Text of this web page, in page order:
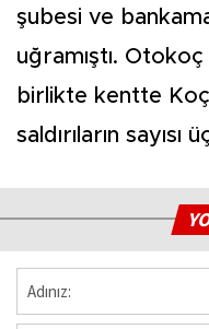
şubesi ve
uğramıştı.
birlikte kentte
saldırıların sayısı